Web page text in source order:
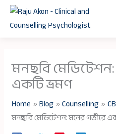
Skip
মনছবি
একটি ভ্রমণ
Home Blog Counselling
মনছবি মেডিটেশন: মনের গভীরে